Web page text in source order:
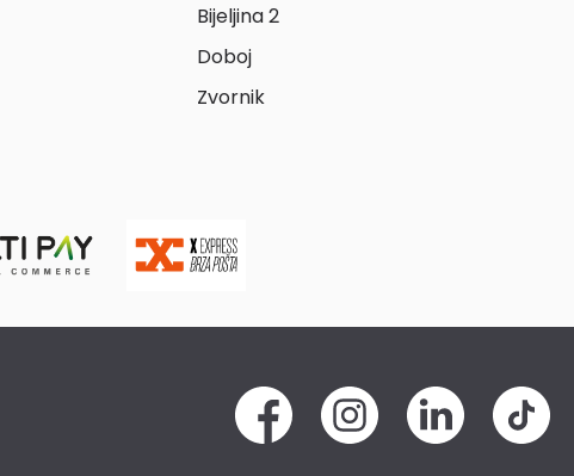
Bijeljina 2
Doboj
Zvornik